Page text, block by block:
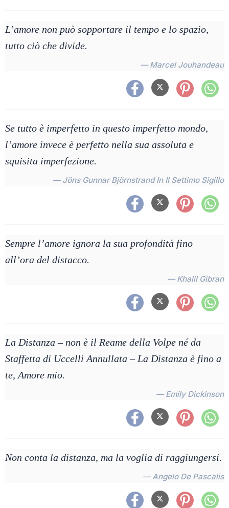
L’amore non può sopportare il tempo e lo spazio,
tutto ciò che divide.
— Marcel Jouhandeau
Se tutto è imperfetto in questo imperfetto mondo,
l’amore invece è perfetto nella sua assoluta e
squisita imperfezione.
— Jöns Gunnar Björnstrand In Il Settimo Sigillo
Sempre l’amore ignora la sua profondità fino
all’ora del distacco.
— Khalil Gibran
La Distanza – non è il Reame della Volpe né da
Staffetta di Uccelli Annullata – La Distanza è fino a
te, Amore mio.
— Emily Dickinson
Non conta la distanza, ma la voglia di raggiungersi.
— Angelo De Pascalis